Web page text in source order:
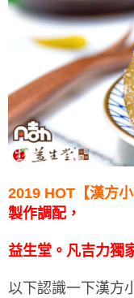
2019 HOT【漢方小
製作調配，
益生堂。凡吉力獨
以下認識一下漢方